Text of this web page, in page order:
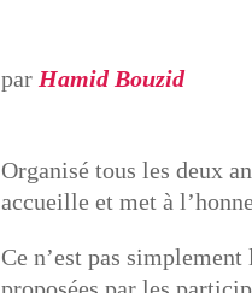
par Hamid Bouzid
Organisé tous les deux
accueille et met à
Ce n’est pas